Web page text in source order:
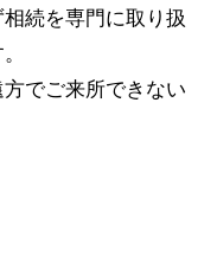
続を専門に取り扱
でご来所できない